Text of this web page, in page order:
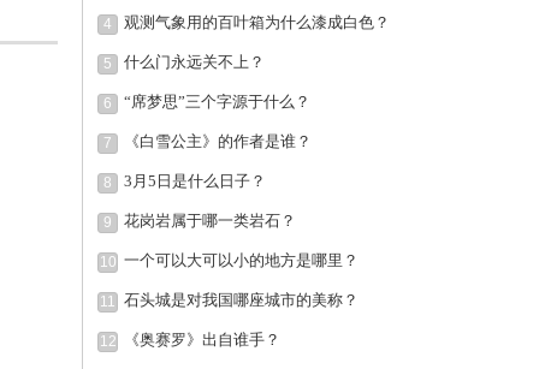
4 观测气象用的百叶箱为什么漆成白色？
5 什么门永远关不上？
6 “席梦思”三个字源于什么？
7 《白雪公主》的作者是谁？
8 3月5日是什么日子？
9 花岗岩属于哪一类岩石？
10 一个可以大可以小的地方是哪里？
11 石头城是对我国哪座城市的美称？
12 《奥赛罗》出自谁手？